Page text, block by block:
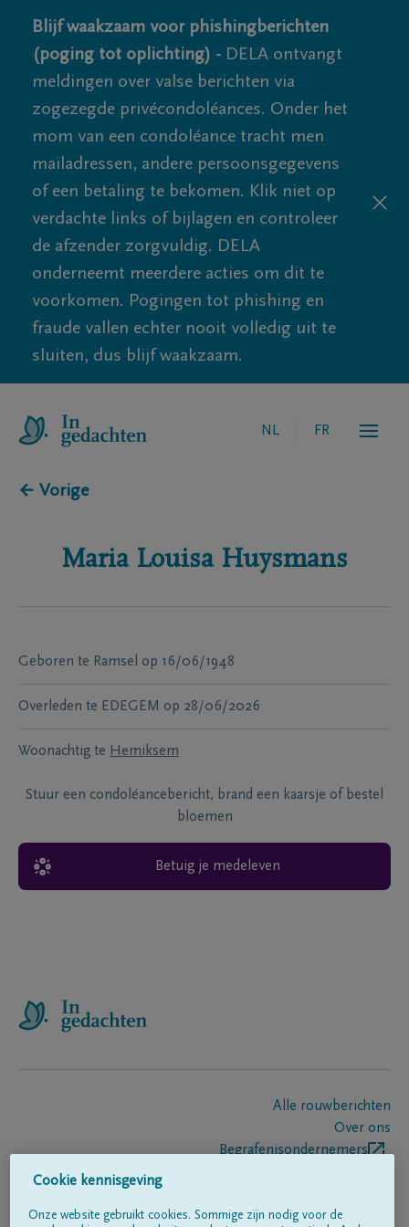
Blijf waakzaam voor phishingberichten
(poging tot oplichting) - DELA ontvangt
meldingen over valse berichten via
zogezegde privécondoléances. Onder het
mom van een condoléance tracht men
mailadressen, andere persoonsgegevens
of een betaling te bekomen. Klik niet op
verdachte links of bijlagen en controleer
de afzender zorgvuldig. DELA
onderneemt meerdere acties om dit te
voorkomen. Pogingen tot phishing en
fraude vallen echter nooit volledig uit te
sluiten, dus blijf waakzaam.
NL FR
← Vorige
Maria Louisa Huysmans
Geboren te Ramsel op 16/06/1948
Overleden te EDEGEM op 28/06/2026
Woonachtig te Hemiksem
Stuur een condoléancebericht, brand een kaarsje of bestel
bloemen
Betuig je medeleven
Alle rouwberichten
Over ons
Begrafenisondernemers
Cookie kennisgeving
Onze website gebruikt cookies. Sommige zijn nodig voor de